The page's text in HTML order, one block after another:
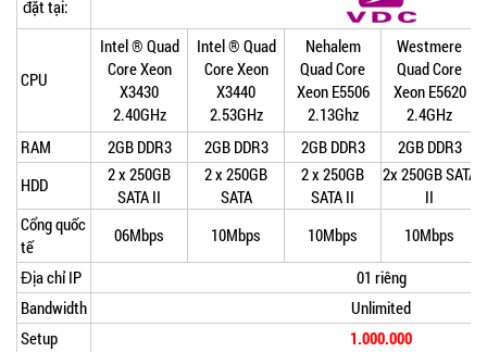
đặt tại:
CPU
Intel ® Quad
Core Xeon
X3430
2.40GHz
Intel ® Quad
Core Xeon
X3440
2.53GHz
Nehalem
Quad Core
Xeon E5506
2.13Ghz
Westmere
Quad Core
Xeon E5620
2.4GHz
RAM
2GB DDR3 2GB DDR3 2GB DDR3
2GB DDR3
HDD
2 x 250GB
SATA II
2 x 250GB
SATA
2 x 250GB
SATA II
2x 250GB SATA
II
Cổng quốc
tế
06Mbps 10Mbps 10Mbps
10Mbps
Địa chỉ IP
01 riêng
Bandwidth
Unlimited
Setup
1.000.000